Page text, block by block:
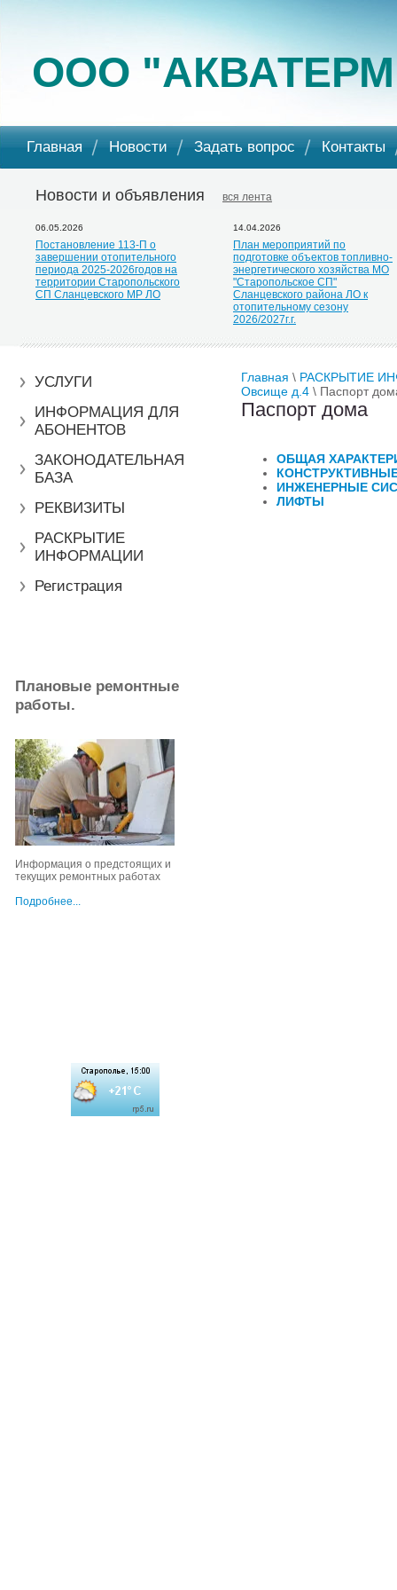
ООО
Главная Новости Задать вопрос Контакты
Новости и объявления вся лента
06.05.2026
Постановление 113-П о
завершении отопительного
периода 2025-2026годов на
территории Старопольского
СП Сланцевского МР ЛО
14.04.2026
План мероприятий по
подготовке объектов топливно-
энергетического хозяйства МО
"Старопольское СП"
Сланцевского района ЛО к
отопительному сезону
2026/2027г.г.
УСЛУГИ
ИНФОРМАЦИЯ ДЛЯ
АБОНЕНТОВ
ЗАКОНОДАТЕЛЬНАЯ
БАЗА
РЕКВИЗИТЫ
РАСКРЫТИЕ
ИНФОРМАЦИИ
Регистрация
Плановые ремонтные
работы.
Информация о предстоящих и
текущих ремонтных работах
Подробнее...
Главная \ РАСКРЫТИЕ
Овсище д.4 \ Паспорт
Паспорт дома
ОБЩАЯ
ИНЖЕНЕРНЫЕ
ЛИФТЫ